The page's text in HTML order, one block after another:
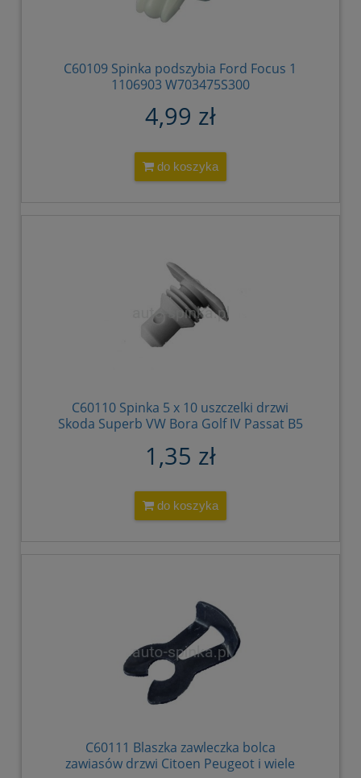
C60109 Spinka podszybia Ford Focus 1
1106903 W703475S300
4,99 zł
do koszyka
C60110 Spinka 5 x 10 uszczelki drzwi
Skoda Superb VW Bora Golf IV Passat B5
1,35 zł
do koszyka
C60111 Blaszka zawleczka bolca
zawiasów drzwi Citoen Peugeot i wiele